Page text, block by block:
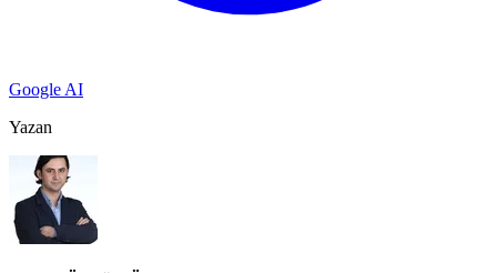
Google AI
Yazan